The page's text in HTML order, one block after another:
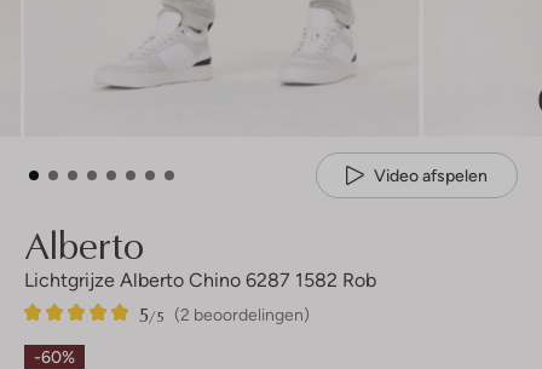
Video afspelen
Alberto
Lichtgrijze Alberto Chino 6287 1582 Rob
(2 beoordelingen)
5/5
2
5
Sterren
-60%